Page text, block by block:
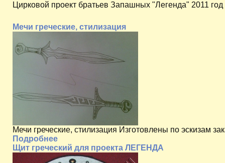
Цирковой проект братьев Запашных "Легенда" 2011 год
Мечи греческие, стилизация
Мечи греческие, стилизация Изготовлены по эскизам
Подробнее
Щит греческий для проекта ЛЕГЕНДА